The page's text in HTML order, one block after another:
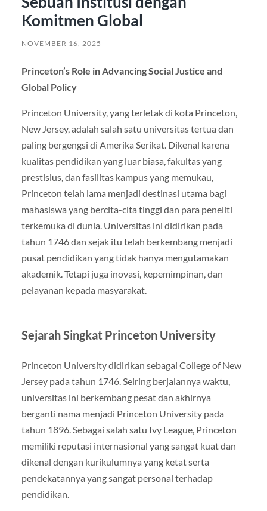
Komitmen Global
NOVEMBER 16, 2025
Princeton’s Role in Advancing Social Justice and
Global Policy
Princeton University, yang terletak di kota Princeton,
New Jersey, adalah salah satu universitas tertua dan
paling bergengsi di Amerika Serikat. Dikenal karena
kualitas pendidikan yang luar biasa, fakultas yang
prestisius, dan fasilitas kampus yang memukau,
Princeton telah lama menjadi destinasi utama bagi
mahasiswa yang bercita-cita tinggi dan para peneliti
terkemuka di dunia. Universitas ini didirikan pada
tahun 1746 dan sejak itu telah berkembang menjadi
pusat pendidikan yang tidak hanya mengutamakan
akademik. Tetapi juga inovasi, kepemimpinan, dan
pelayanan kepada masyarakat.
Sejarah Singkat Princeton University
Princeton University didirikan sebagai College of New
Jersey pada tahun 1746. Seiring berjalannya waktu,
universitas ini berkembang pesat dan akhirnya
berganti nama menjadi Princeton University pada
tahun 1896. Sebagai salah satu Ivy League, Princeton
memiliki reputasi internasional yang sangat kuat dan
dikenal dengan kurikulumnya yang ketat serta
pendekatannya yang sangat personal terhadap
pendidikan.